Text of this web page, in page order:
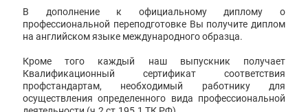
В дополнение к официальному диплому о
профессиональной переподготовке Вы получите диплом
на английском языке международного образца.
Кроме того каждый наш выпускник получает
Квалификационный сертификат соответствия
профстандартам, необходимый работнику для
осуществления определенного вида профессиональной